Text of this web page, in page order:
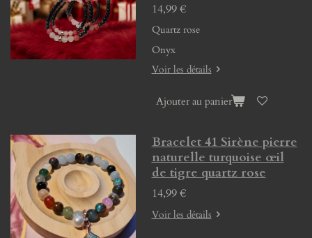
14,99 €
Quartz rose
Onyx
Voir les détails
Ajouter au panier
Bracelet 41 Sirène pierre
naturelle turquoise œil
de tigre quartz rose
14,99 €
Voir les détails